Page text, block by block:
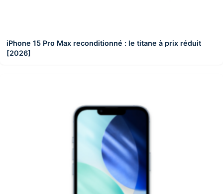
iPhone 15 Pro Max reconditionné : le titane à prix réduit
[2026]